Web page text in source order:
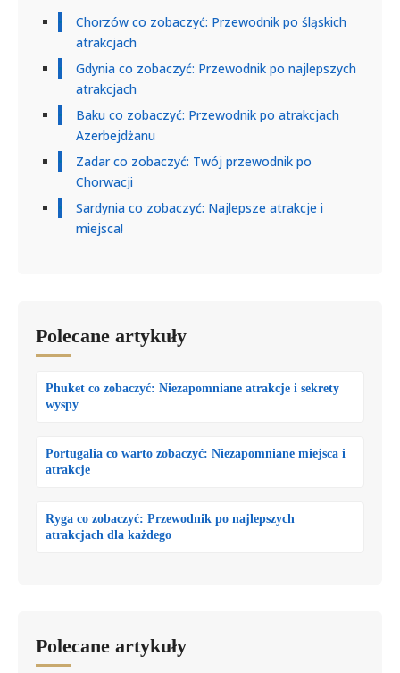
Chorzów co zobaczyć: Przewodnik po śląskich
atrakcjach
Gdynia co zobaczyć: Przewodnik po najlepszych
atrakcjach
Baku co zobaczyć: Przewodnik po atrakcjach
Azerbejdżanu
Zadar co zobaczyć: Twój przewodnik po
Chorwacji
Sardynia co zobaczyć: Najlepsze atrakcje i
miejsca!
Polecane artykuły
Phuket co zobaczyć: Niezapomniane atrakcje i sekrety
wyspy
Portugalia co warto zobaczyć: Niezapomniane miejsca i
atrakcje
Ryga co zobaczyć: Przewodnik po najlepszych
atrakcjach dla każdego
Polecane artykuły